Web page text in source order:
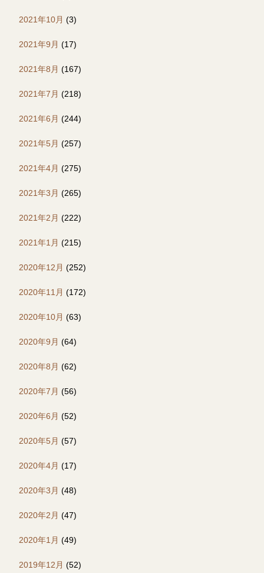
2021年10月 (3)
2021年9月 (17)
2021年8月 (167)
2021年7月 (218)
2021年6月 (244)
2021年5月 (257)
2021年4月 (275)
2021年3月 (265)
2021年2月 (222)
2021年1月 (215)
2020年12月 (252)
2020年11月 (172)
2020年10月 (63)
2020年9月 (64)
2020年8月 (62)
2020年7月 (56)
2020年6月 (52)
2020年5月 (57)
2020年4月 (17)
2020年3月 (48)
2020年2月 (47)
2020年1月 (49)
2019年12月 (52)